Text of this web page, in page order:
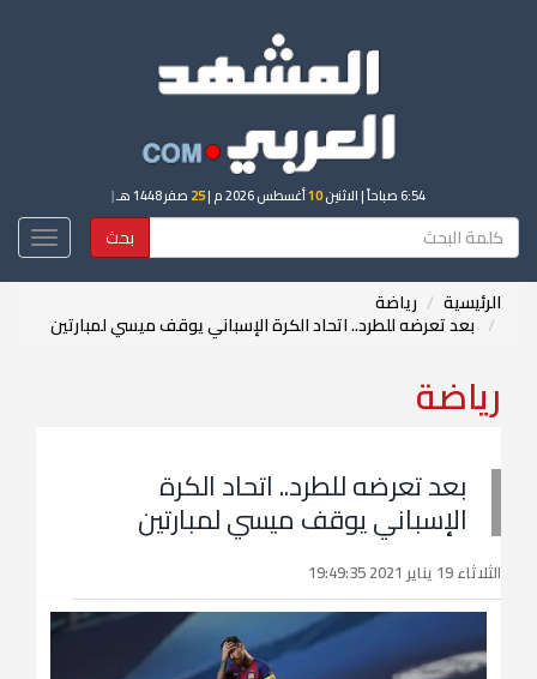
6:54 صباحاً | الاثنين10أغسطس 2026 م | 25 صفر 1448 هـ |
بحث
الرئيسية رياضة
بعد تعرضه للطرد.. اتحاد الكرة الإسباني يوقف ميسي لمبارتين
رياضة
بعد تعرضه للطرد.. اتحاد الكرة
الإسباني يوقف ميسي لمبارتين
الثلاثاء 19 يناير 2021 19:49:35